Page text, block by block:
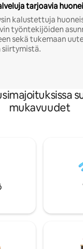
tarjoavia
kalustettuja
työntekijöiden
sekä tukemaan
mukavuudet